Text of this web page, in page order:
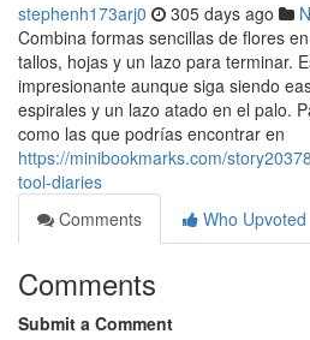
stephenh173arj0 305 days ago
Combina formas sencillas de flores
tallos, hojas y un lazo para terminar.
impresionante aunque siga siendo
espirales y un lazo atado en el palo.
como las que podrías encontrar en
https://minibookmarks.com/
tool-diaries
Comments
Who Upvoted
Comments
Submit a Comment